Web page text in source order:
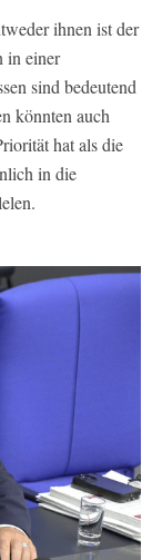
ihnen ist der
in einer
sind bedeutend
könnten auch
hat als die
in die